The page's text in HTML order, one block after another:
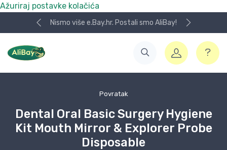
Ažuriraj postavke kolačića
Nismo više e.Bay.hr. Postali smo AliBay!
Povratak
Dental Oral Basic Surgery Hygiene
Kit Mouth Mirror & Explorer Probe
Disposable